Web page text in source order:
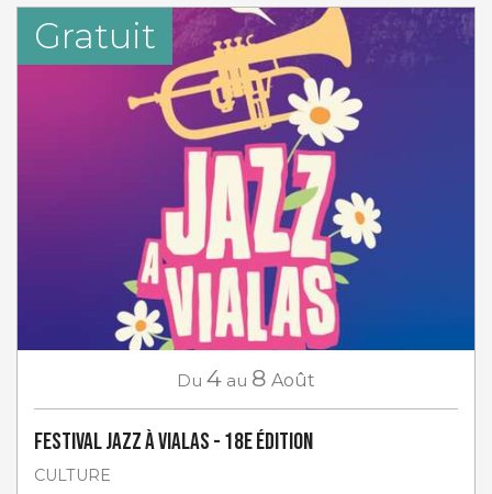
Gratuit
Du 4 au 8 Août
Festival Jazz à Vialas - 18e Édition
CULTURE